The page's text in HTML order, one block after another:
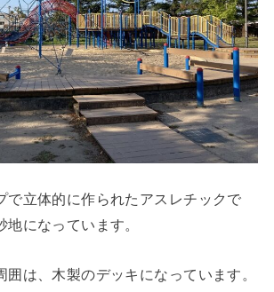
で立体的に作られたアスレチックで
になっています。
囲は、木製のデッキになっています。